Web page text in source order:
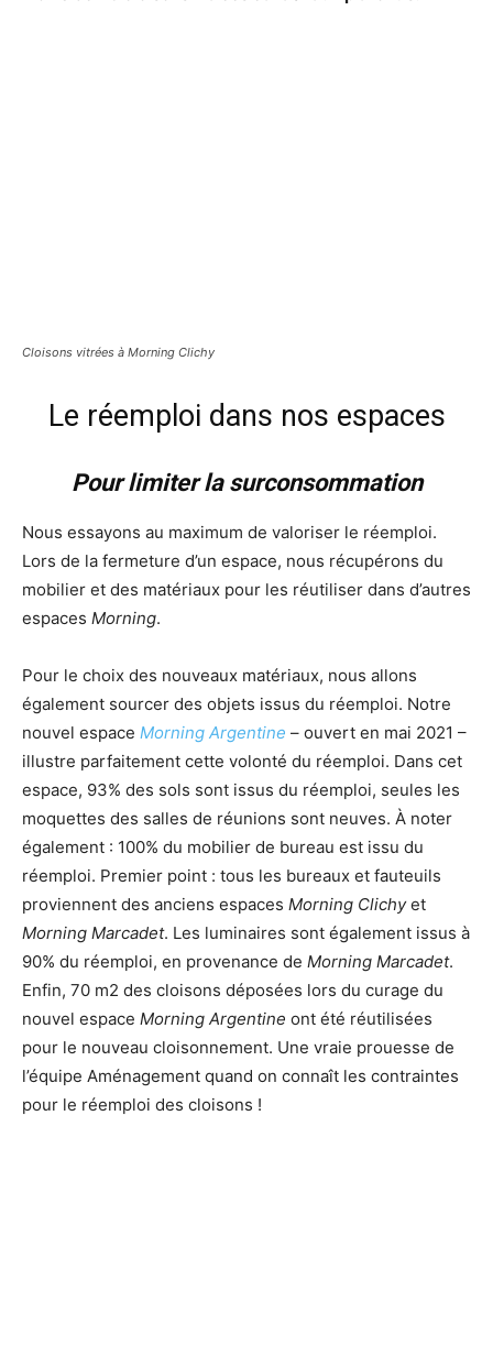
Cloisons vitrées à Morning Clichy
Le réemploi dans nos espaces
Pour limiter la surconsommation
Nous essayons au maximum de valoriser le réemploi.
Lors de la fermeture d’un espace, nous récupérons du
mobilier et des matériaux pour les réutiliser dans d’autres
espaces Morning.
Pour le choix des nouveaux matériaux, nous allons
également sourcer des objets issus du réemploi. Notre
nouvel espace Morning Argentine – ouvert en mai 2021 –
illustre parfaitement cette volonté du réemploi. Dans cet
espace, 93% des sols sont issus du réemploi, seules les
moquettes des salles de réunions sont neuves. À noter
également : 100% du mobilier de bureau est issu du
réemploi. Premier point : tous les bureaux et fauteuils
proviennent des anciens espaces Morning Clichyet
Morning Marcadet. Les luminaires sont également issus à
90% du réemploi, en provenance de Morning Marcadet.
Enfin, 70 m2 des cloisons déposées lors du curage du
nouvel espace Morning Argentine ont été réutilisées
pour le nouveau cloisonnement. Une vraie prouesse de
l’équipe Aménagement quand on connaît les contraintes
pour le réemploi des cloisons !